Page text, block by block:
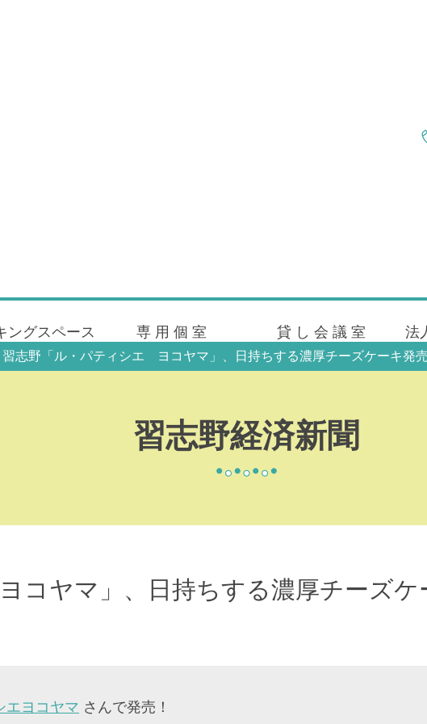
ングスペース 専 用 個 室 貸 し 会 議 室 法
習志野経済新聞
習志野「ル・パティシエ ヨコヤマ」、日持ちする濃厚チーズケーキ発
コヤマ」、日持ちする濃厚チーズケ
エヨコヤマ さんで発売！